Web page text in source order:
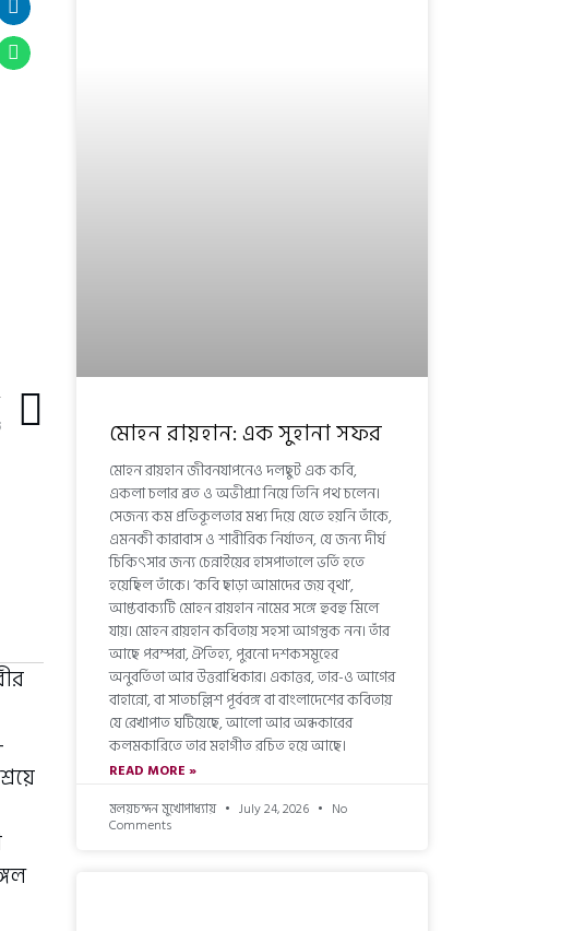
মোহন রায়হান: এক সুহানা সফর
মোহন রায়হান জীবনযাপনেও দলছুট এক কবি,
একলা চলার ব্রত ও অভীপ্সা নিয়ে তিনি পথ চলেন।
সেজন্য কম প্রতিকূলতার মধ্য দিয়ে যেতে হয়নি তাঁকে,
এমনকী কারাবাস ও শারীরিক নির্যাতন, যে জন্য দীর্ঘ
চিকিৎসার জন্য চেন্নাইয়ের হাসপাতালে ভর্তি হতে
হয়েছিল তাঁকে। ‘কবি ছাড়া আমাদের জয় বৃথা’,
আপ্তবাক্যটি মোহন রায়হান নামের সঙ্গে হুবহু মিলে
যায়। মোহন রায়হান কবিতায় সহসা আগন্তুক নন। তাঁর
আছে পরম্পরা, ঐতিহ্য, পুরনো দশকসমূহের
অনুবর্তিতা আর উত্তরাধিকার। একাত্তর, তার-ও আগের
বাহান্নো, বা সাতচল্লিশ পূর্ববঙ্গ বা বাংলাদেশের কবিতায়
যে রেখাপাত ঘটিয়েছে, আলো আর অন্ধকারের
কলমকারিতে তার মহাগীত রচিত হয়ে আছে।
READ MORE »
মলয়চন্দন মুখোপাধ্যায়
July 24, 2026 No
Comments